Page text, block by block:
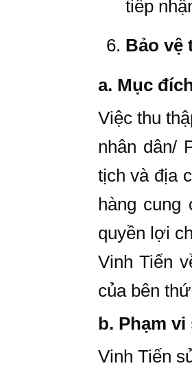
tiếp
Bảo vệ
a. Mục
Việc thu
nhân dân/
tịch và địa
hàng cung
quyền lợi
Vinh Tiến
của bên
b. Phạm
Vinh Tiến